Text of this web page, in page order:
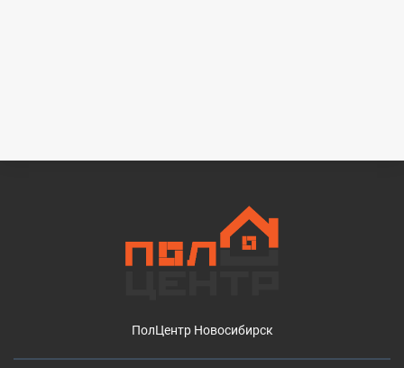
ПолЦентр Новосибирск